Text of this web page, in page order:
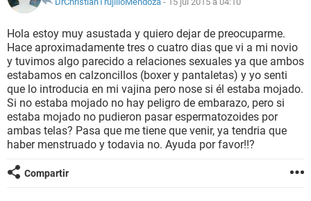
BIENESTAR
SEXUALIDAD
GLOSARIO
Hola estoy muy asustada y quiero dejar de preocuparme.
Hace aproximadamente tres o cuatro dias que vi a mi novio
y tuvimos algo parecido a relaciones sexuales ya que ambos
estabamos en calzoncillos (boxer y pantaletas) y yo senti
que lo introducia en mi vajina pero nose si él estaba mojado.
Si no estaba mojado no hay peligro de embarazo, pero si
estaba mojado no pudieron pasar espermatozoides por
ambas telas? Pasa que me tiene que venir, ya tendria que
haber menstruado y todavia no. Ayuda por favor!!?
Compartir